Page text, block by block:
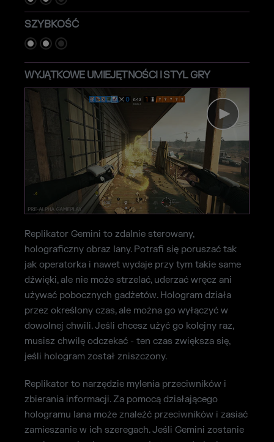
SZYBKOŚĆ
WYJĄTKOWE UMIEJĘTNOŚCI I STYL GRY
Replikator Gemini to zdalnie sterowany,
holograficzny obraz Iany. Potrafi się poruszać tak
jak operatorka i nawet wydaje przy tym takie same
dźwięki, ale nie może strzelać, uderzać wręcz ani
używać pobocznych gadżetów. Hologram działa
przez określony czas, ale można go wyłączyć w
dowolnej chwili. Jeśli chcesz użyć go kolejny raz,
musisz chwilę odczekać - ten czas zwiększa się,
jeśli hologram został zniszczony.
Replikator to narzędzie mylenia przeciwników i
zbierania informacji. Za pomocą działającego
hologramu Iana może znaleźć przeciwników i zasiać
zamieszanie w ich szeregach. Jeśli Gemini zostanie